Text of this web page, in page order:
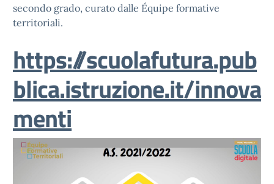
secondo grado, curato dalle Équipe formative
territoriali.
https://scuolafutura.pub
blica.istruzione.it/innova
menti